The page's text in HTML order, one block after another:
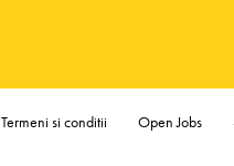
Termeni si conditii Open Jobs